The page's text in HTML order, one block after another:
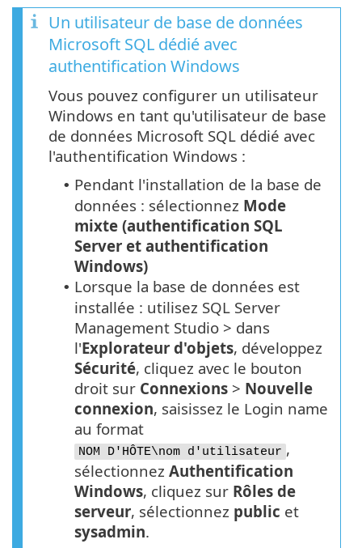
Un utilisateur de base de données
Microsoft SQL dédié avec
authentification Windows
Vous pouvez configurer un utilisateur
Windows en tant qu'utilisateur de base
de données Microsoft SQL dédié avec
l'authentification Windows :
• Pendant l'installation de la base de
données : sélectionnez Mode
mixte (authentification SQL
Server et authentification
Windows)
• Lorsque la base de données est
installée : utilisez SQL Server
Management Studio > dans
l'Explorateur d'objets, développez
Sécurité, cliquez avec le bouton
droit sur Connexions > Nouvelle
connexion, saisissez le Login name
au format
NOM D'HÔTE\nom d'utilisateur ,
sélectionnez Authentification
Windows, cliquez sur Rôles de
serveur, sélectionnez public et
sysadmin.